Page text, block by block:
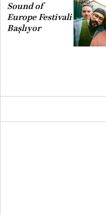
Sound of
Europe Festivali
Başlıyor